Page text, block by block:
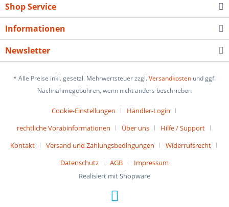
Shop Service
Informationen
Newsletter
* Alle Preise inkl. gesetzl. Mehrwertsteuer zzgl.Versandkosten und ggf.
Nachnahmegebühren, wenn nicht anders beschrieben
Cookie-Einstellungen
Händler-Login
rechtliche Vorabinformationen
Über uns
Hilfe / Support
Kontakt
Versand und Zahlungsbedingungen
Widerrufsrecht
Datenschutz
AGB
Impressum
Realisiert mit Shopware